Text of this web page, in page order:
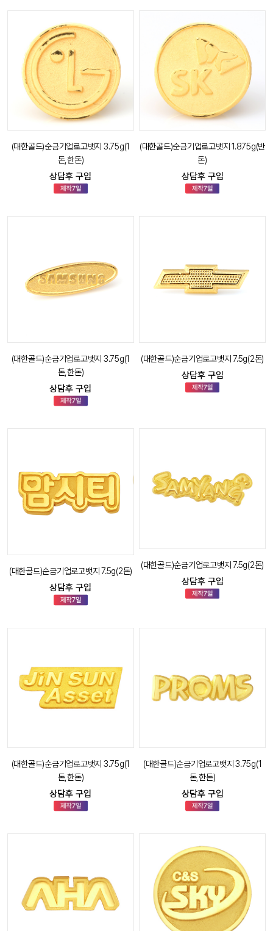
(대한골드)순금기업로고뱃지 3.75g(1
돈,한돈)
상담후 구입
(대한골드)순금기업로고뱃지 1.875g(반
돈)
상담후 구입
(대한골드)순금기업로고뱃지 3.75g(1
돈,한돈)
상담후 구입
(대한골드)순금기업로고뱃지 7.5g(2돈)
상담후 구입
(대한골드)순금기업로고뱃지 7.5g(2돈)
상담후 구입
(대한골드)순금기업로고뱃지 7.5g(2돈)
상담후 구입
(대한골드)순금기업로고뱃지 3.75g(1
돈,한돈)
상담후 구입
(대한골드)순금기업로고뱃지 3.75g(1
돈,한돈)
상담후 구입